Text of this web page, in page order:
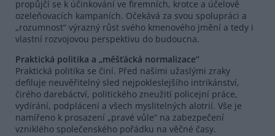
propůjčí se k účinkování ve firemních, krotce a účelově
ozeleňovacích kampaních. Očekává za svou spolupráci a
„rozumnost“ výrazný růst svého kmenového jmění a tedy i
vlastní rozvojovou perspektivu do budoucna.
Praktická politika a „měšťácká normalizace“
Praktická politika se činí. Před našimi užaslými zraky
defiluje neuvěřitelný sled nejpokleslejšího intrikánství,
čirého darebáctví, politického zneužití policejní práce,
vydírání, podplácení a všech myslitelných alotrií. Vše je
namířeno k prosazení „pravé vůle“ na zabezpečení
vzniklého společenského pořádku na věčné časy.